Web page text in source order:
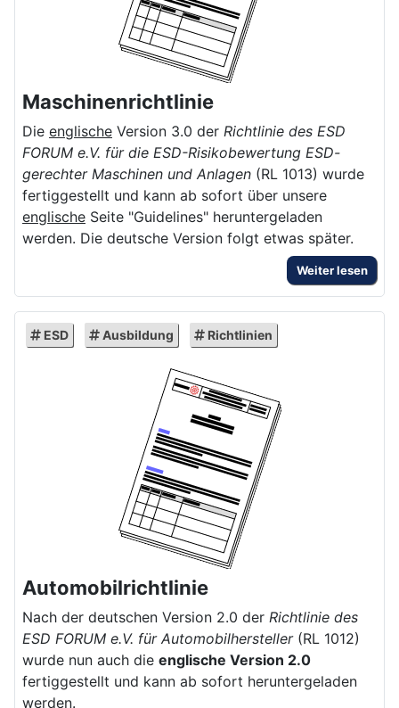
Maschinenrichtlinie
Die englische Version 3.0 der Richtlinie des ESD
FORUM e.V. für die ESD-Risikobewertung ESD-
gerechter Maschinen und Anlagen (RL 1013) wurde
fertiggestellt und kann ab sofort über unsere
englische Seite "Guidelines" heruntergeladen
werden. Die deutsche Version folgt etwas später.
Weiter lesen
ESD Ausbildung Richtlinien
Automobilrichtlinie
Nach der deutschen Version 2.0 der Richtlinie des
ESD FORUM e.V. für Automobilhersteller(RL 1012)
wurde nun auch die englische Version 2.0
fertiggestellt und kann ab sofort heruntergeladen
werden.